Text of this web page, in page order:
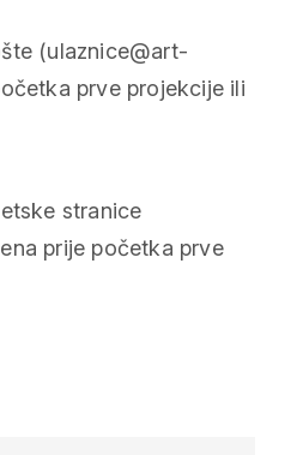
(ulaznice@art-
prve projekcije ili
stranice
prije početka prve